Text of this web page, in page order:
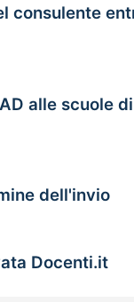
consulente
alle scuole
dell'invio
Docenti.it